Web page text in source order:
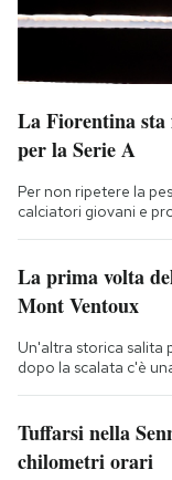
La Fiorentina sta
per la Serie A
Per non ripetere la
calciatori giovani e
La prima volta
Mont Ventoux
Un'altra storica salita
dopo la scalata c'è
Tuffarsi nella
chilometri orari